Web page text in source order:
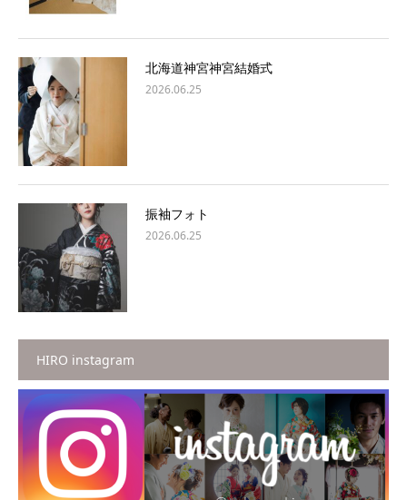
北海道神宮神宮結婚式
2026.06.25
振袖フォト
2026.06.25
HIRO instagram